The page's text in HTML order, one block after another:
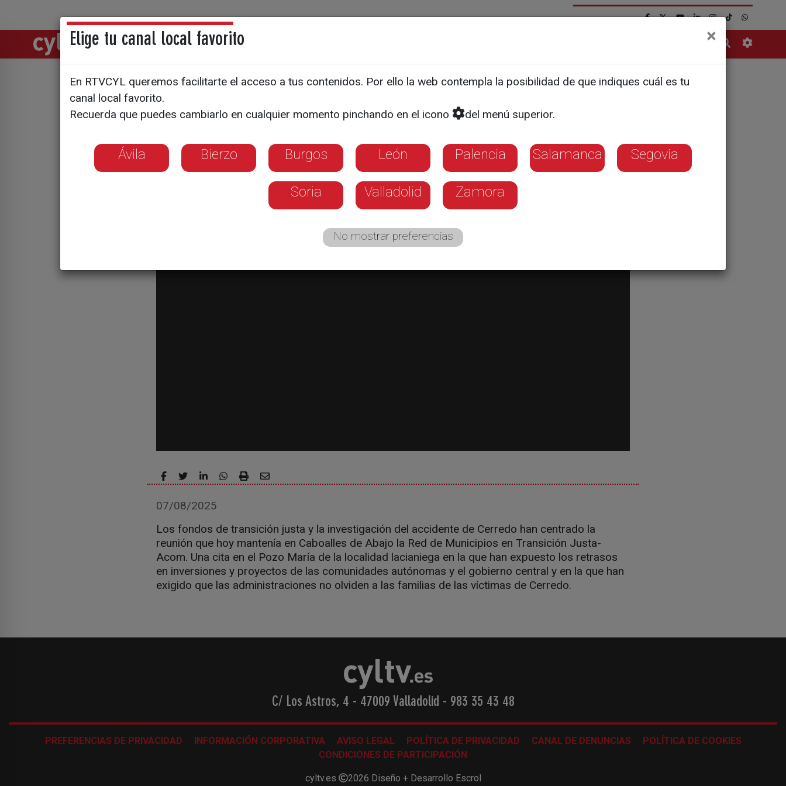
Directos Noticias
Las cuencas piden agilizar los fondos de
transición justa y depurar responsabilidades
en Cerredo
07/08/2025
Los fondos de transición justa y la investigación del accidente de Cerredo han centrado la
reunión que hoy mantenía en Caboalles de Abajo la Red de Municipios en Transición Justa-
Acom. Una cita en el Pozo María de la localidad lacianiega en la que han expuesto los retrasos
en inversiones y proyectos de las comunidades autónomas y el gobierno central y en la que han
exigido que las administraciones no olviden a las familias de las víctimas de Cerredo.
C/ Los Astros, 4 - 47009 Valladolid - 983 35 43 48
PREFERENCIAS DE PRIVACIDAD INFORMACIÓN CORPORATIVA AVISO LEGAL POLÍTICA DE PRIVACIDAD CANAL DE DENUNCIAS
POLÍTICA DE COOKIES
CONDICIONES DE PARTICIPACIÓN
cyltv.es 2026 Diseño + Desarrollo Escrol
Elige tu canal local favorito ×
En RTVCYL queremos facilitarte el acceso a tus contenidos. Por ello la web contempla la posibilidad de que indiques cuál es tu
canal local favorito.
Recuerda que puedes cambiarlo en cualquier momento pinchando en el icono
del menú superior.
Ávila Bierzo Burgos León Palencia Salamanca Segovia
Soria Valladolid Zamora
No mostrar preferencias